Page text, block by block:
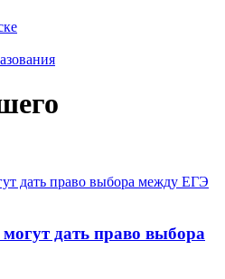
дать право выбора